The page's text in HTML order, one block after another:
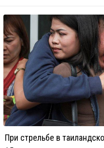
При стрельбе в